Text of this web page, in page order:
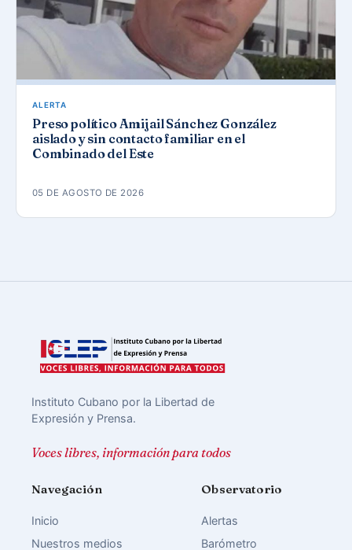
ALERTA
Preso político Amijail Sánchez González
aislado y sin contacto familiar en el
Combinado del Este
05 DE AGOSTO DE 2026
Instituto Cubano por la Libertad de
Expresión y Prensa.
Voces libres, información para todos
Navegación
Inicio
Nuestros medios
Observatorio
Alertas
Barómetro